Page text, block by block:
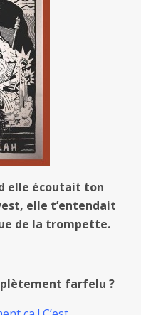
elle écoutait ton
elle t’entendait
de la trompette.
farfelu ?